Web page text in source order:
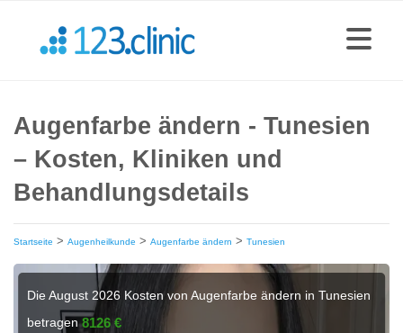
Augenfarbe ändern - Tunesien
– Kosten, Kliniken und
Behandlungsdetails
Startseite > Augenheilkunde > Augenfarbe ändern > Tunesien
Die August 2026 Kosten von Augenfarbe ändern in Tunesien
betragen8126 €